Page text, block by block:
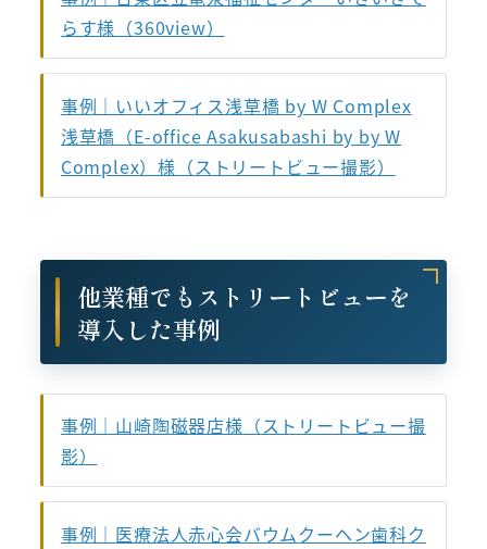
らす様（360view）
事例｜いいオフィス浅草橋 by W Complex
浅草橋（E-office Asakusabashi by by W
Complex）様（ストリートビュー撮影）
他業種でもストリートビューを
導入した事例
事例｜山崎陶磁器店様（ストリートビュー撮
影）
事例｜医療法人赤心会バウムクーヘン歯科ク